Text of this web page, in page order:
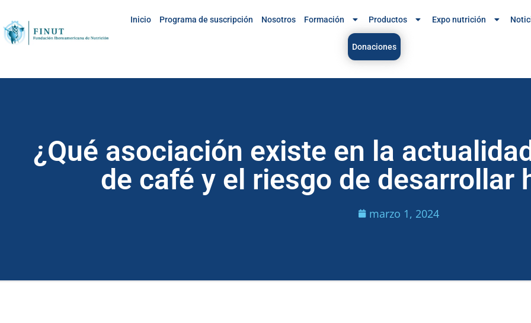
Inicio Programa de suscripción Nosotros Formación Productos Expo nutrición
Donaciones
¿Qué asociación existe en la
de café y el riesgo de desarrollar
marzo 1, 2024